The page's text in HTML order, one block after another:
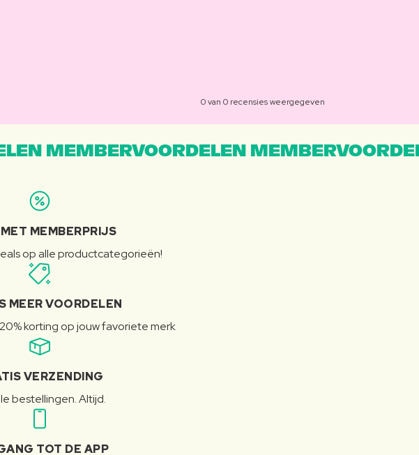
0 van 0 recensies weergegeven
MEMBERVOORDELEN
MEMBERPRIJS
op alle productcategorieën!
MEER VOORDELEN
korting op jouw favoriete merk
VERZENDING
bestellingen. Altijd.
TOT DE APP